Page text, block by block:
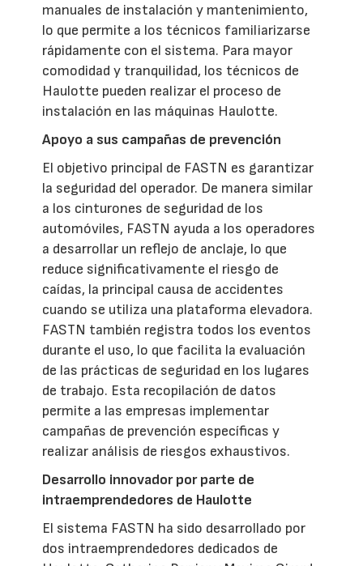
manuales de instalación y mantenimiento,
lo que permite a los técnicos familiarizarse
rápidamente con el sistema. Para mayor
comodidad y tranquilidad, los técnicos de
Haulotte pueden realizar el proceso de
instalación en las máquinas Haulotte.
Apoyo a sus campañas de prevención
El objetivo principal de FASTN es garantizar
la seguridad del operador. De manera similar
a los cinturones de seguridad de los
automóviles, FASTN ayuda a los operadores
a desarrollar un reflejo de anclaje, lo que
reduce significativamente el riesgo de
caídas, la principal causa de accidentes
cuando se utiliza una plataforma elevadora.
FASTN también registra todos los eventos
durante el uso, lo que facilita la evaluación
de las prácticas de seguridad en los lugares
de trabajo. Esta recopilación de datos
permite a las empresas implementar
campañas de prevención específicas y
realizar análisis de riesgos exhaustivos.
Desarrollo innovador por parte de
intraemprendedores de Haulotte
El sistema FASTN ha sido desarrollado por
dos intraemprendedores dedicados de